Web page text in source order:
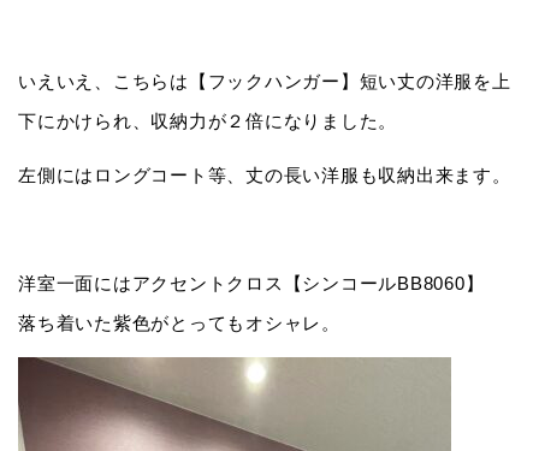
いえいえ、こちらは【フックハンガー】短い丈の洋服を上
下にかけられ、収納力が２倍になりました。
左側にはロングコート等、丈の長い洋服も収納出来ます。
洋室一面にはアクセントクロス【シンコールBB8060】
落ち着いた紫色がとってもオシャレ。